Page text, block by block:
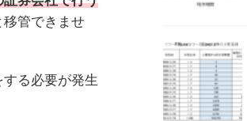
移管できませ
る必要が発生